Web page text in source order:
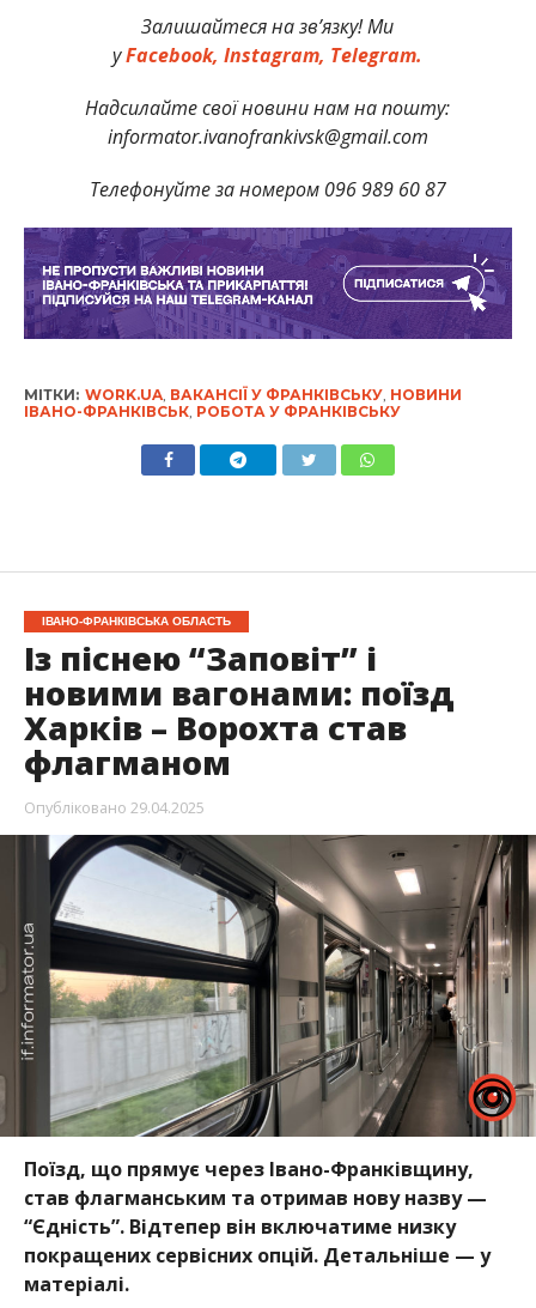
Залишайтеся на зв’язку! Ми
уFacebook, Instagram, Telegram.
Надсилайте свої новини нам на пошту:
informator.ivanofrankivsk@gmail.com
Телефонуйте за номером 096 989 60 87
МІТКИ: WORK.UA, ВАКАНСІЇ У ФРАНКІВСЬКУ, НОВИНИ
ІВАНО-ФРАНКІВСЬК, РОБОТА У ФРАНКІВСЬКУ
ІВАНО-ФРАНКІВСЬКА ОБЛАСТЬ
Із піснею “Заповіт” і
новими вагонами: поїзд
Харків – Ворохта став
флагманом
Опубліковано 29.04.2025
Поїзд, що прямує через Івано-Франківщину,
став флагманським та отримав нову назву —
“Єдність”. Відтепер він включатиме низку
покращених сервісних опцій. Детальніше — у
матеріалі.